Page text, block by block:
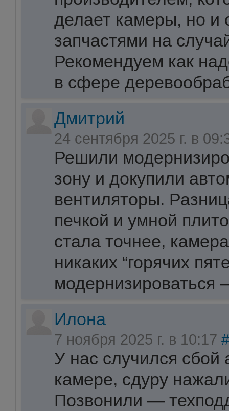
делает камеры, но и
запчастями на
Рекомендуем как
в сфере
Дмитрий
24 сентября 2025 г. в
Решили
зону и докупили
вентиляторы.
печкой и умной
стала точнее,
никаких “горячих
модернизироваться
Илона
7 ноября 2025 г. в 10:17 #
У нас случился сбой
камере, сдуру
Позвонили —